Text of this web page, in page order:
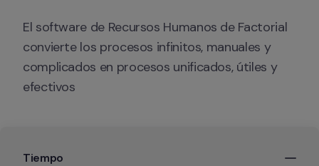
El software de Recursos Humanos de Factorial
convierte los procesos infinitos, manuales y
complicados en procesos unificados, útiles y
efectivos
Tiempo